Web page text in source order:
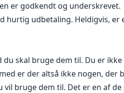
er godkendt og underskrevet.
udbetaling. Heldigvis,
skal bruge dem til. Du er
er der altså ikke nogen, der
bruge dem til. Det er en af